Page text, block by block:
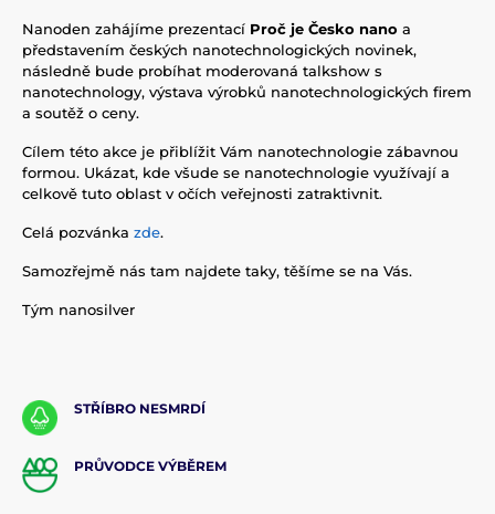
Nanoden zahájíme prezentací Proč je Česko nano a
představením českých nanotechnologických novinek,
následně bude probíhat moderovaná talkshow s
nanotechnology, výstava výrobků nanotechnologických firem
a soutěž o ceny.
Cílem této akce je přiblížit Vám nanotechnologie zábavnou
formou. Ukázat, kde všude se nanotechnologie využívají a
celkově tuto oblast v očích veřejnosti zatraktivnit.
Celá pozvánka zde.
Samozřejmě nás tam najdete taky, těšíme se na Vás.
Tým nanosilver
STŘÍBRO NESMRDÍ
PRŮVODCE VÝBĚREM